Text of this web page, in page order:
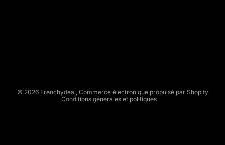
© 2026 Frenchydeal, Commerce électronique propulsé par Shopify
Conditions générales et politiques